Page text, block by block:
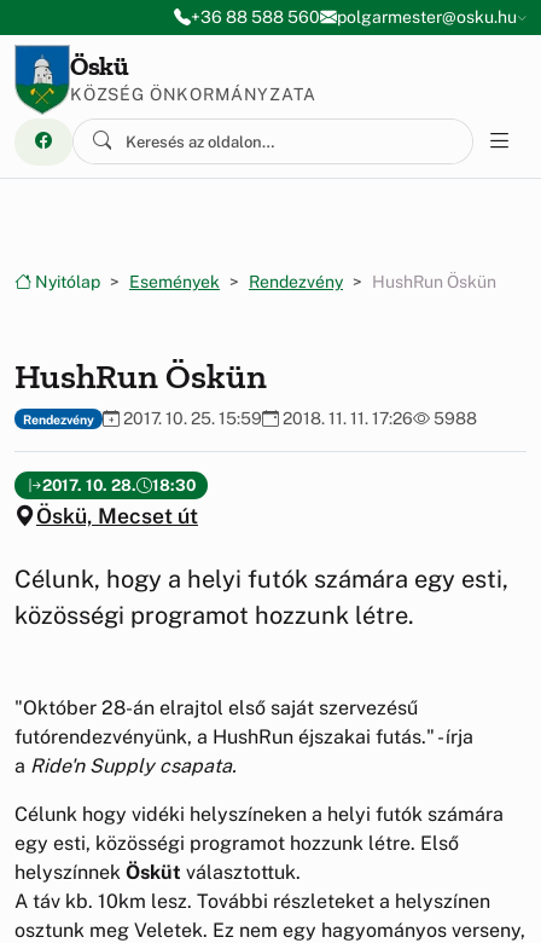
Ugrás a menüre
Ugrás a tartalomra+36 88 588 560 polgarmester@osku.hu
Öskü
KÖZSÉG ÖNKORMÁNYZATA
Nyitólap Események Rendezvény HushRun Öskün
HushRun Öskün
Rendezvény 2017. 10. 25. 15:59 2018. 11. 11. 17:26 5988
2017. 10. 28. 18:30
Öskü, Mecset út
Célunk, hogy a helyi futók számára egy esti,
közösségi programot hozzunk létre.
"Október 28-án elrajtol első saját szervezésű
futórendezvényünk, a HushRun éjszakai futás." - írja
a Ride'n Supply csapata.
Célunk hogy vidéki helyszíneken a helyi futók számára
egy esti, közösségi programot hozzunk létre. Első
helyszínnek Ösküt választottuk.
A táv kb. 10km lesz. További részleteket a helyszínen
osztunk meg Veletek. Ez nem egy hagyományos verseny,